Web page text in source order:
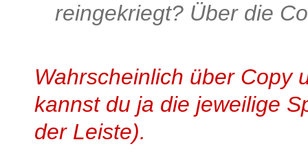
reingekriegt? Über die
Wahrscheinlich über Copy
kannst du ja die jeweilige
der Leiste).